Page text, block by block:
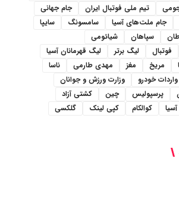
تیم ملی فوتبال ایران
جام جهانی
جام ملت‌های آسیا سامسونگ
سایپا
سپاهان
شیائومی
فوتبال لیگ برتر
لیگ قهرمانان آسیا
مریخ مغز مهدی طارمی
ناسا
واردات خودرو
وزارت ورزش و جوانان
پرسپولیس چین
کشتی آزاد
کوالکام کپی لینک
گلکسی